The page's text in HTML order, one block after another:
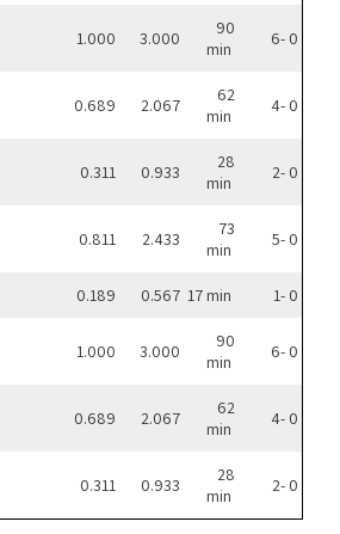
1.000 3.000
90
min
6- 0
0.689 2.067
62
min
4- 0
0.311 0.933
28
min
2- 0
0.811 2.433
73
min
5- 0
0.189 0.567 17 min 1- 0
1.000 3.000
90
min
6- 0
0.689 2.067
62
min
4- 0
0.311 0.933
28
min
2- 0